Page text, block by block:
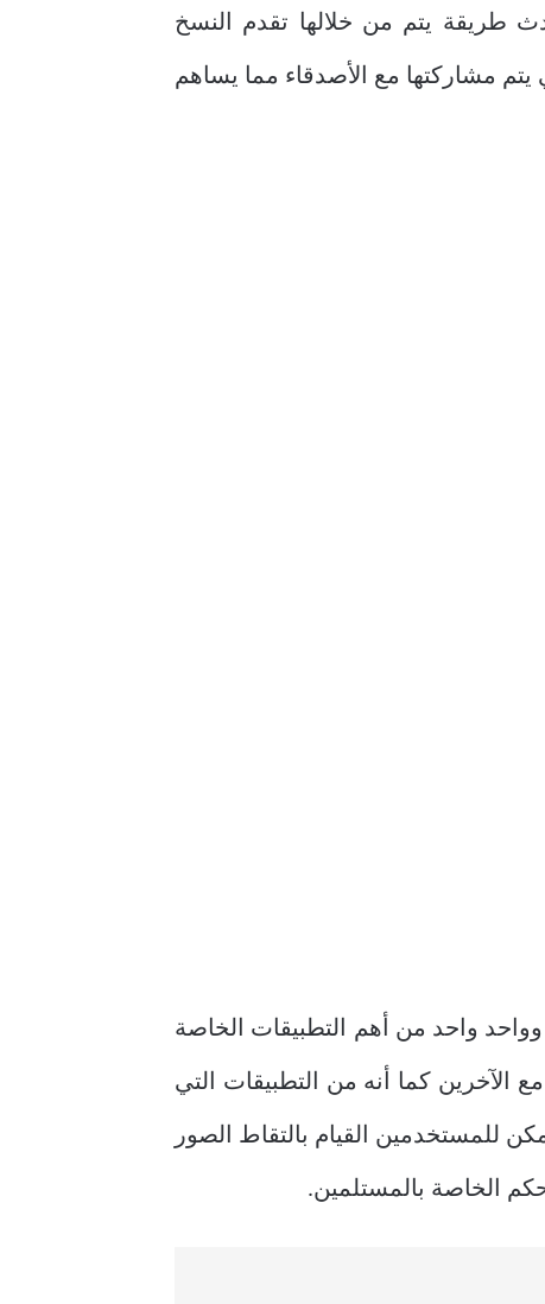
طريقة يتم من خلالها تقدم النسخ
مشاركتها مع الأصدقاء مما يساهم
واحد من أهم التطبيقات الخاصة
الآخرين كما أنه من التطبيقات التي
للمستخدمين القيام بالتقاط الصور
الخاصة بالمستلمين.